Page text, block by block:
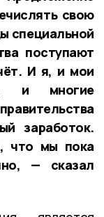
свою
специальной
поступают
И я, и мои
и многие
заработок.
что мы пока
— сказал